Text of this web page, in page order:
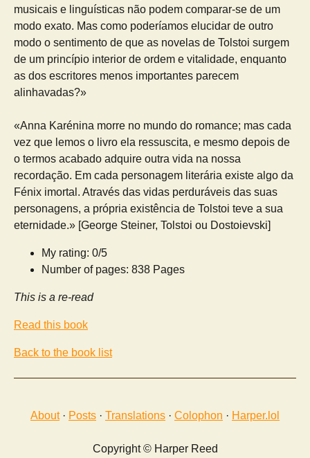
musicais e linguísticas não podem comparar-se de um
modo exato. Mas como poderíamos elucidar de outro
modo o sentimento de que as novelas de Tolstoi surgem
de um princípio interior de ordem e vitalidade, enquanto
as dos escritores menos importantes parecem
alinhavadas?»
«Anna Karénina morre no mundo do romance; mas cada
vez que lemos o livro ela ressuscita, e mesmo depois de
o termos acabado adquire outra vida na nossa
recordação. Em cada personagem literária existe algo da
Fénix imortal. Através das vidas perduráveis das suas
personagens, a própria existência de Tolstoi teve a sua
eternidade.» [George Steiner, Tolstoi ou Dostoievski]
My rating: 0/5
Number of pages: 838 Pages
This is a re-read
Read this book
Back to the book list
About· Posts · Translations · Colophon · Harper.lol
Copyright © Harper Reed